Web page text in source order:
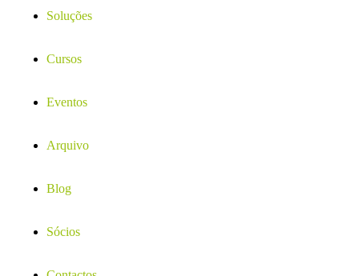
Soluções
Cursos
Eventos
Arquivo
Blog
Sócios